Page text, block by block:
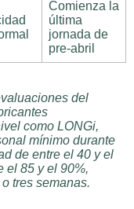
Comienza la
última
jornada de
pre-abril
del
como LONGi,
mínimo durante
de entre el 40 y el
el 85 y el 90%,
tres semanas.